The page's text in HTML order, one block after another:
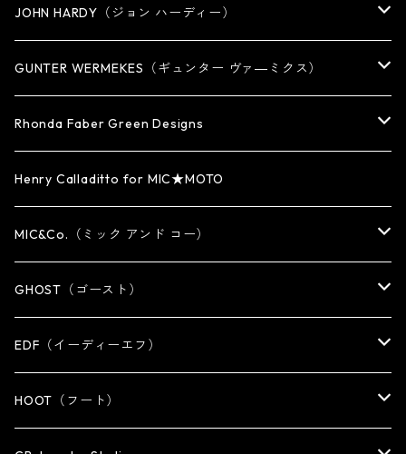
PENDANT
BRACELET
WATCH BAND
CUFF・BUNGLE
NECKLACE
KEY CHAIN
WALLET CHAIN
WALLET・CARD CASE
BRACELET
KEY CHAIN
RING
EARRING
PENDANT
BRACELET/CUFF
NECKLACE
WALLET
WALLET CHAIN
KEY CHAIN
JOHN HARDY（ジョン ハーディー）
RING
BRACELET
PENDANT / NECKLACE
GUNTER WERMEKES（ギュンター ヴァ―ミクス）
RING
PENDANT / NECKLACE
EARRING
OTHER
Rhonda Faber Green Designs
RING
PENDANT
EARRING
Henry Calladitto for MIC★MOTO
MIC&Co.（ミック アンド コー）
RING
EARRING
PENDANT
GHOST（ゴースト）
RING
EARRING
EDF（イーディーエフ）
RING
HOOT（フート）